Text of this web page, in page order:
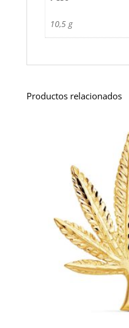
10,5 g
Productos relacionados